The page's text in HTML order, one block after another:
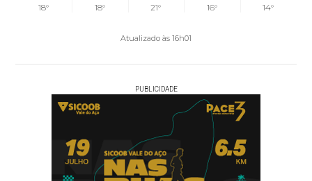
18°
18°
21°
16°
14°
Atualizado às 16h01
PUBLICIDADE